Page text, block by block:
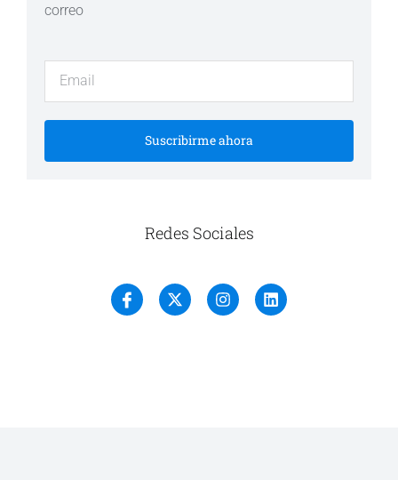
correo
Suscribirme ahora
Redes Sociales